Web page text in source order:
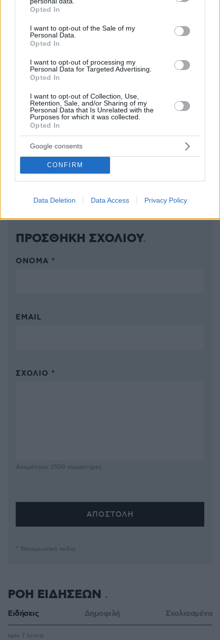
grant or deny consent to Google and its third-party tags to
use your data for below specified purposes in below Google
consent section.
Opted In
I want to opt-out of the Sale of my
Personal Data.
Opted In
I want to opt-out of processing my
Personal Data for Targeted Advertising.
Opted In
I want to opt-out of Collection, Use,
Retention, Sale, and/or Sharing of my
Personal Data that Is Unrelated with the
Purposes for which it was collected.
Opted In
Google consents
CONFIRM
Data Deletion Data Access Privacy Policy
ΑΠΑΝΤΗΣΗ
Άνοια
15.06.2026, 22:18
Τι δεν καταλαβαίνεις;
ΑΠΑΝΤΗΣΗ
Βαγγέλης
15.06.2026, 21:57
Δεν καταλαβαίνεις το πόσο χειριστικός είναι;
ΑΠΑΝΤΗΣΗ
Με
15.06.2026, 23:25
Μια παρατεταμένη χειραψία,πώς είναι
ΑΠΑΝΤΗΣΗ
ΠΡΟΣΘΗΚΗ ΣΧΟΛΙΟΥ
ΌΝΟΜΑ *
EMAIL
ΣΧΌΛΙΟ *
Απομένουν 2500 χαρακτήρες
* Υποχρεωτικά πεδία
ΡΟΗ ΕΙΔΗΣΕΩΝ
Ειδήσεις Δημοφιλή Σχολιασμένα
πριν 7 λεπτά